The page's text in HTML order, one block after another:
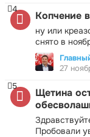
Копчение
ну или
снято в
4
27
Щетина
Пробовали
5